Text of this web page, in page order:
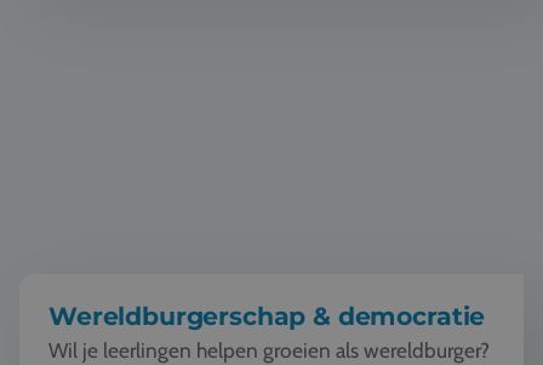
Wereldburgerschap & democratie
Wil je leerlingen helpen groeien als wereldburger?